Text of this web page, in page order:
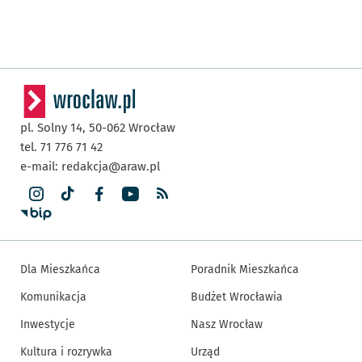
pl. Solny 14, 50-062 Wrocław
tel. 71 776 71 42
e-mail: redakcja@araw.pl
Dla Mieszkańca
Komunikacja
Inwestycje
Kultura i rozrywka
Poradnik Mieszkańca
Budżet Wrocławia
Nasz Wrocław
Urząd